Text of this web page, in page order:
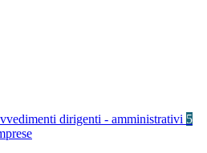
dirigenti - amministrativi 5